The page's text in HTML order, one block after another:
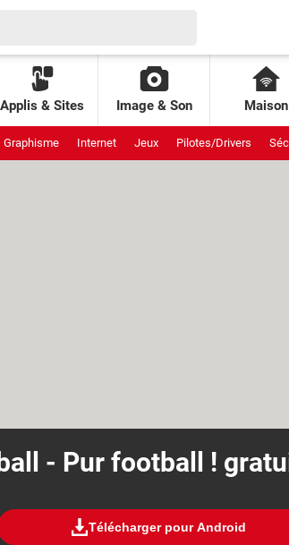
Applis & Sites Image & Son Maison
Graphisme Internet Jeux Pilotes/Drivers
- Pur football !
Télécharger pour Android